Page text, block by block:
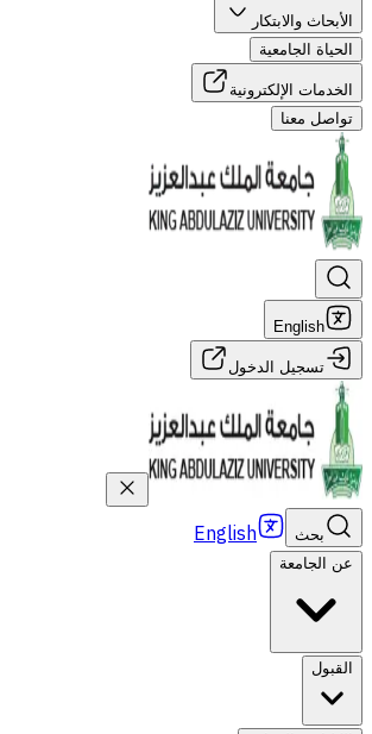
الأبحاث والابتكار
الحياة الجامعية
الخدمات الإلكترونية
تواصل معنا
English
تسجيل الدخول
بحث English
عن الجامعة
القبول